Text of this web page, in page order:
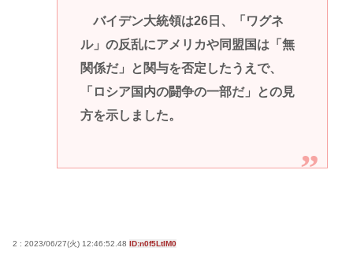
バイデン大統領は26日、「ワグネ
ル」の反乱にアメリカや同盟国は「無
関係だ」と関与を否定したうえで、
「ロシア国内の闘争の一部だ」との見
方を示しました。
2 : 2023/06/27(火) 12:46:52.48 ID:n0f5LtIM0